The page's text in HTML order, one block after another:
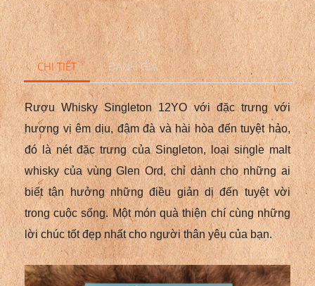
CHI TIẾT ĐÁNH GIÁ
Rượu Whisky Singleton 12YO với đặc trưng với
hương vị êm dịu, đậm đà và hài hòa đến tuyệt hảo,
đó là nét đặc trưng của Singleton, loại single malt
whisky của vùng Glen Ord, chỉ dành cho những ai
biết tận hưởng những điều giản dị đến tuyệt vời
trong cuộc sống. Một món quà thiện chí cùng những
lời chúc tốt đẹp nhất cho người thân yêu của bạn.